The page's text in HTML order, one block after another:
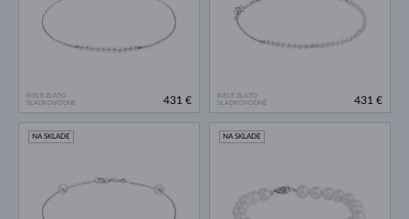
BIELE ZLATO
SLADKOVODNÉ
431 €
BIELE ZLATO
SLADKOVODNÉ
431 €
NA SKLADE NA SKLADE